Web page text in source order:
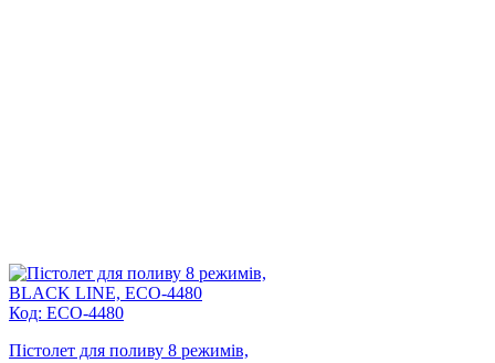
Код: ECO-4480
Пістолет для поливу 8 режимів,